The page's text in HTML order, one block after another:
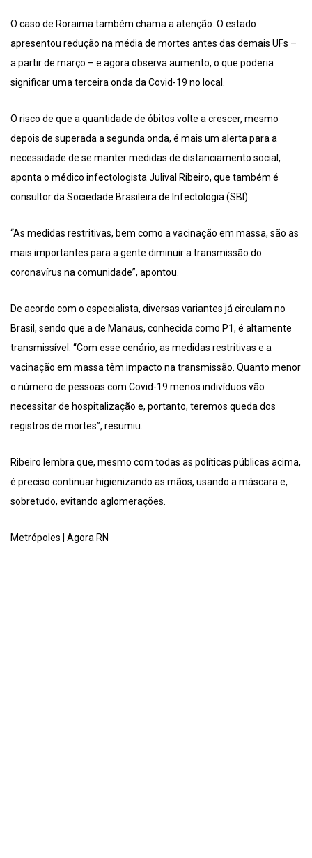
O caso de Roraima também chama a atenção. O estado
apresentou redução na média de mortes antes das demais UFs –
a partir de março – e agora observa aumento, o que poderia
significar uma terceira onda da Covid-19 no local.
O risco de que a quantidade de óbitos volte a crescer, mesmo
depois de superada a segunda onda, é mais um alerta para a
necessidade de se manter medidas de distanciamento social,
aponta o médico infectologista Julival Ribeiro, que também é
consultor da Sociedade Brasileira de Infectologia (SBI).
“As medidas restritivas, bem como a vacinação em massa, são as
mais importantes para a gente diminuir a transmissão do
coronavírus na comunidade”, apontou.
De acordo com o especialista, diversas variantes já circulam no
Brasil, sendo que a de Manaus, conhecida como P1, é altamente
transmissível. “Com esse cenário, as medidas restritivas e a
vacinação em massa têm impacto na transmissão. Quanto menor
o número de pessoas com Covid-19 menos indivíduos vão
necessitar de hospitalização e, portanto, teremos queda dos
registros de mortes”, resumiu.
Ribeiro lembra que, mesmo com todas as políticas públicas acima,
é preciso continuar higienizando as mãos, usando a máscara e,
sobretudo, evitando aglomerações.
Metrópoles | Agora RN